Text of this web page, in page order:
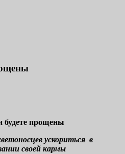
будете прощены
ускориться в
своей кармы